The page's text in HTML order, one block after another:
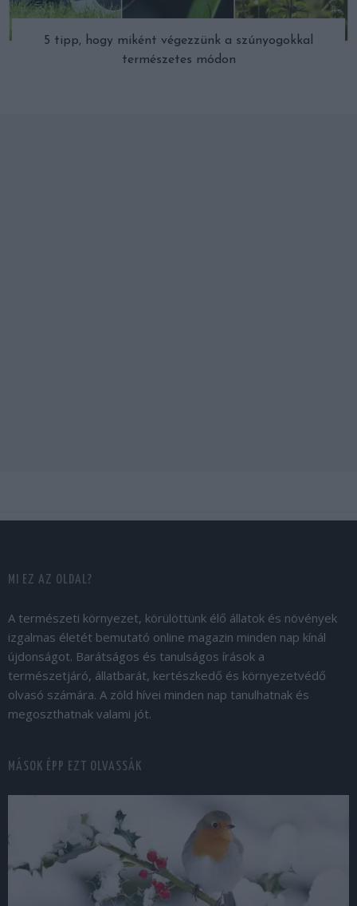
5 tipp, hogy miként végezzünk a szúnyogokkal
természetes módon
MI EZ AZ OLDAL?
A természeti környezet, körülöttünk élő állatok és növények
izgalmas életét bemutató online magazin minden nap kínál
újdonságot. Barátságos és tanulságos írások a
természetjáró, állatbarát, kertészkedő és környezetvédő
olvasó számára. A zöld hívei minden nap tanulhatnak és
megoszthatnak valami jót.
MÁSOK ÉPP EZT OLVASSÁK